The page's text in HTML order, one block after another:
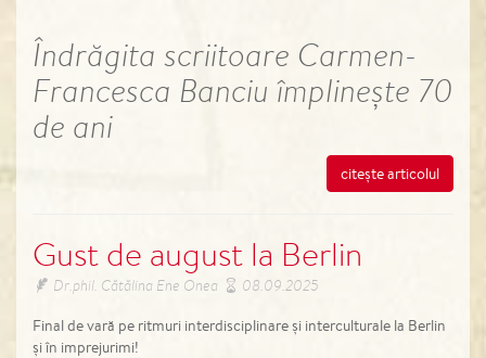
Îndrăgita scriitoare Carmen-
Francesca Banciu împlinește 70
de ani
citește articolul
Gust de august la Berlin
Dr.phil. Cătălina Ene Onea 08.09.2025
Final de vară pe ritmuri interdisciplinare și interculturale la Berlin
și în imprejurimi!